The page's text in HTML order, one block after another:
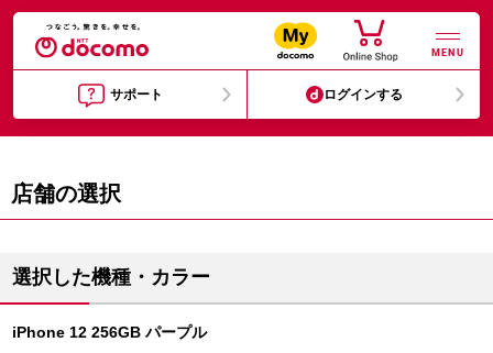
MENU
サポート ログインする
店舗の選択
選択した機種・カラー
iPhone 12 256GB パープル